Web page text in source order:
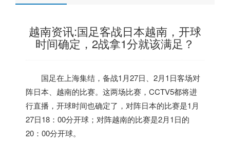
越南资讯:国足客战日本越南，开球
时间确定，2战拿1分就该满足？
国足在上海集结，备战1月27日、2月1日客场对
阵日本、 越南的比赛。这两场比赛，CCTV5都将进
行直播，开球时间也确定了，对阵日本的比赛是1月
27日18：00分开球；对阵越南的比赛是2月1日的
20：00分开球。